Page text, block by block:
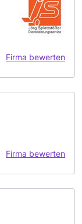
Firma bewerten
Firma bewerten